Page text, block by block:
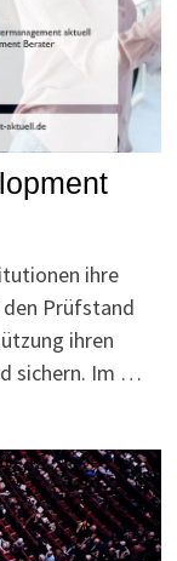
ihre
Prüfstand
ihren
sichern. Im …